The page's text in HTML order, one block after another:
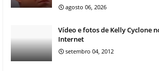
agosto 06, 2026
Vídeo e fotos de Kelly Cyclone
Internet
setembro 04, 2012